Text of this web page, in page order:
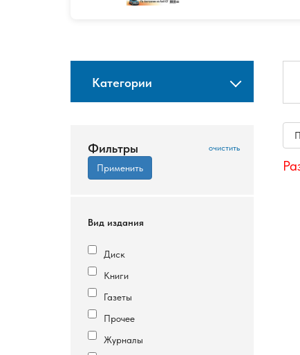
Категории
Фильтры
Вид издания
Диск
Книги
Газеты
Прочее
Журналы